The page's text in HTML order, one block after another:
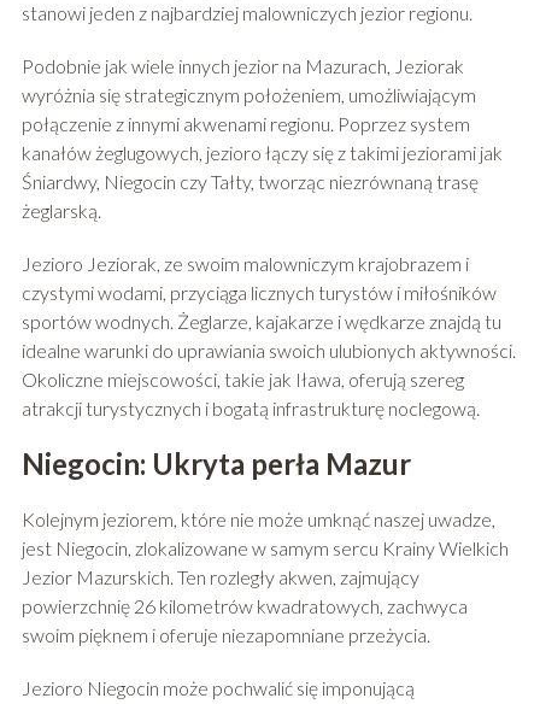
stanowi jeden z najbardziej malowniczych jezior regionu.
Podobnie jak wiele innych jezior na Mazurach, Jeziorak
wyróżnia się strategicznym położeniem, umożliwiającym
połączenie z innymi akwenami regionu. Poprzez system
kanałów żeglugowych, jezioro łączy się z takimi jeziorami jak
Śniardwy, Niegocin czy Tałty, tworząc niezrównaną trasę
żeglarską.
Jezioro Jeziorak, ze swoim malowniczym krajobrazem i
czystymi wodami, przyciąga licznych turystów i miłośników
sportów wodnych. Żeglarze, kajakarze i wędkarze znajdą tu
idealne warunki do uprawiania swoich ulubionych aktywności.
Okoliczne miejscowości, takie jak Iława, oferują szereg
atrakcji turystycznych i bogatą infrastrukturę noclegową.
Niegocin: Ukryta perła Mazur
Kolejnym jeziorem, które nie może umknąć naszej uwadze,
jest Niegocin, zlokalizowane w samym sercu Krainy Wielkich
Jezior Mazurskich. Ten rozległy akwen, zajmujący
powierzchnię 26 kilometrów kwadratowych, zachwyca
swoim pięknem i oferuje niezapomniane przeżycia.
Jezioro Niegocin może pochwalić się imponującą